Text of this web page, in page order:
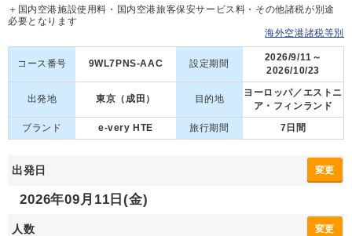
＋国内空港施設使用料・国内空港旅客保安サービス料・その他諸税が別途
必要となります
海外空港諸税等別
コース番号 9WL7PNS-AAC 設定期間
2026/9/11～
2026/10/23
出発地 東京（成田） 目的地
ヨーロッパ／エストニ
ア・フィンランド
ブランド
e-very HTE 旅行期間 7日間
出発日 変更
2026年09月11日(金)
人数 変更